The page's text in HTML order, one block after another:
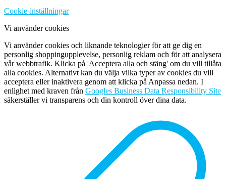
Cookie-inställningar
Vi använder cookies
Vi använder cookies och liknande teknologier för att ge dig en
personlig shoppingupplevelse, personlig reklam och för att analysera
vår webbtrafik. Klicka på 'Acceptera alla och stäng' om du vill tillåta
alla cookies. Alternativt kan du välja vilka typer av cookies du vill
acceptera eller inaktivera genom att klicka på Anpassa nedan. I
enlighet med kraven från Googles Business Data Responsibility Site
säkerställer vi transparens och din kontroll över dina data.